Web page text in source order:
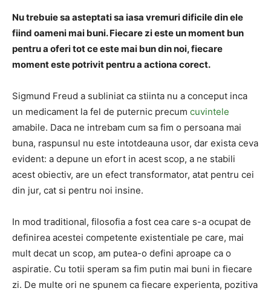
Nu trebuie sa asteptati sa iasa vremuri dificile din ele
fiind oameni mai buni. Fiecare zi este un moment bun
pentru a oferi tot ce este mai bun din noi, fiecare
moment este potrivit pentru a actiona corect.
Sigmund Freud a subliniat ca stiinta nu a conceput inca
un medicament la fel de puternic precum cuvintele
amabile. Daca ne intrebam cum sa fim o persoana mai
buna, raspunsul nu este intotdeauna usor, dar exista ceva
evident: a depune un efort in acest scop, a ne stabili
acest obiectiv, are un efect transformator, atat pentru cei
din jur, cat si pentru noi insine.
In mod traditional, filosofia a fost cea care s-a ocupat de
definirea acestei competente existentiale pe care, mai
mult decat un scop, am putea-o defini aproape ca o
aspiratie. Cu totii speram sa fim putin mai buni in fiecare
zi. De multe ori ne spunem ca fiecare experienta, pozitiva